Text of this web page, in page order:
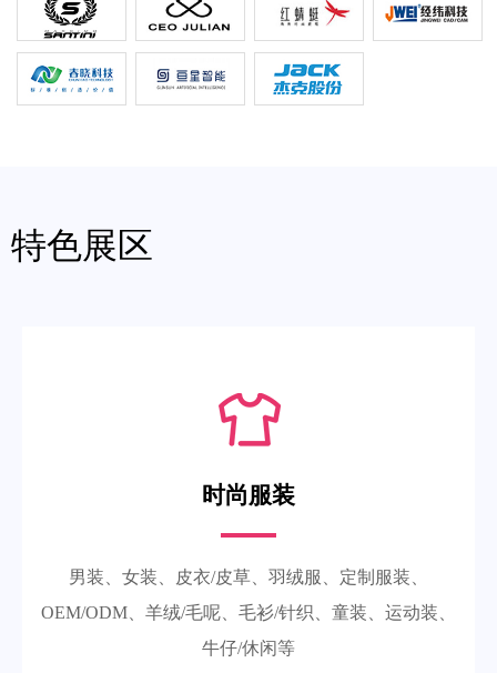
特色展区
时尚服装
男装、女装、皮衣/皮草、羽绒服、定制服装、
OEM/ODM、羊绒/毛呢、毛衫/针织、童装、运动装、
牛仔/休闲等